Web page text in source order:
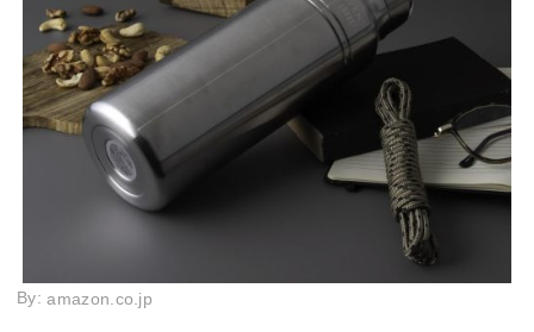
By:amazon.co.jp